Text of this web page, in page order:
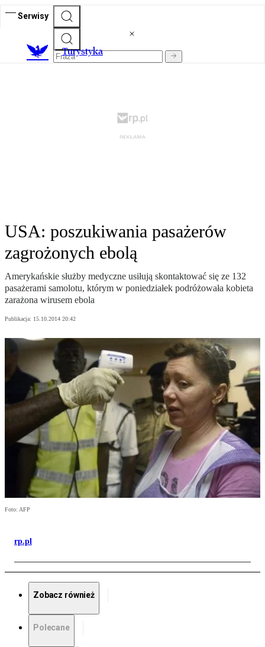
Serwisy
Turystyka
USA: poszukiwania pasażerów
zagrożonych ebolą
Amerykańskie służby medyczne usiłują skontaktować się ze 132
pasażerami samolotu, którym w poniedziałek podróżowała kobieta
zarażona wirusem ebola
Publikacja: 15.10.2014 20:42
Foto: AFP
rp.pl
Zobacz również
Polecane